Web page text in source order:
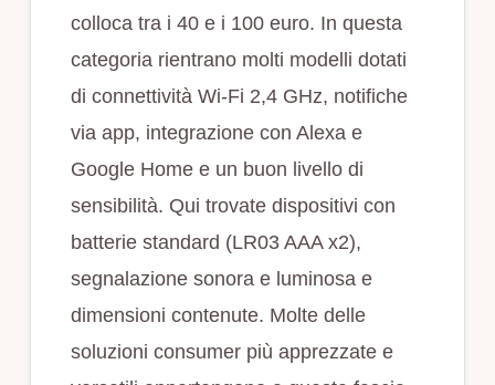
colloca tra i 40 e i 100 euro. In questa
categoria rientrano molti modelli dotati
di connettività Wi‑Fi 2,4 GHz, notifiche
via app, integrazione con Alexa e
Google Home e un buon livello di
sensibilità. Qui trovate dispositivi con
batterie standard (LR03 AAA x2),
segnalazione sonora e luminosa e
dimensioni contenute. Molte delle
soluzioni consumer più apprezzate e